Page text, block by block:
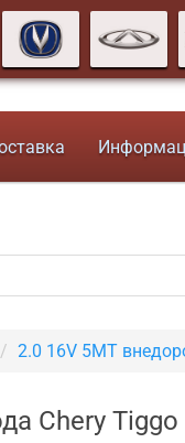
2.0 16V 5MT
Chery